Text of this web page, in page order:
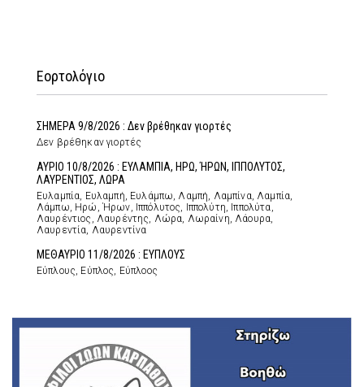
Εορτολόγιο
ΣΗΜΕΡΑ 9/8/2026 : Δεν βρέθηκαν γιορτές
Δεν βρέθηκαν γιορτές
ΑΥΡΙΟ 10/8/2026 : ΕΥΛΑΜΠΙΑ, ΗΡΩ, ΉΡΩΝ, ΙΠΠΟΛΥΤΟΣ,
ΛΑΥΡΕΝΤΙΟΣ, ΛΩΡΑ
Ευλαμπία, Ευλαμπή, Ευλάμπω, Λαμπή, Λαμπίνα, Λαμπία,
Λάμπω, Ηρώ, Ήρων, Ιππόλυτος, Ιππολύτη, Ιππολύτα,
Λαυρέντιος, Λαυρέντης, Λώρα, Λωραίνη, Λάουρα,
Λαυρεντία, Λαυρεντίνα
ΜΕΘΑΥΡΙΟ 11/8/2026 : ΕΥΠΛΟΥΣ
Εύπλους, Εύπλος, Εύπλοος